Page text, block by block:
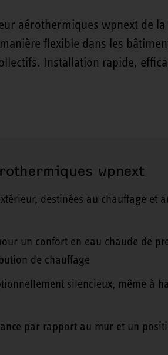
aérothermiques wpnext de la
flexible dans les
Installation rapide,
wpnext
destinées au chauffage et
un confort en eau chaude de
de chauffage
silencieux, même à
par rapport au mur et un